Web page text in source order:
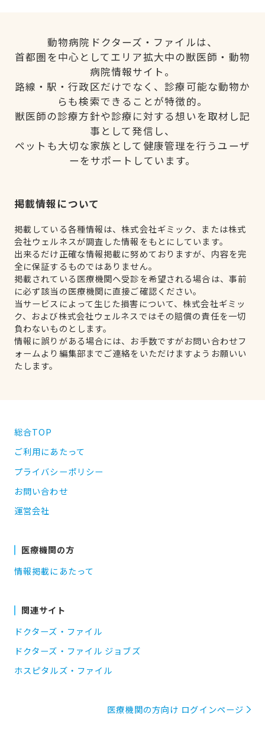
動物病院ドクターズ・ファイルは、
首都圏を中心としてエリア拡大中の獣医師・動物
病院情報サイト。
路線・駅・行政区だけでなく、診療可能な動物か
らも検索できることが特徴的。
獣医師の診療方針や診療に対する想いを取材し記
事として発信し、
ペットも大切な家族として健康管理を行うユーザ
ーをサポートしています。
掲載情報について
掲載している各種情報は、株式会社ギミック、または株式
会社ウェルネスが調査した情報をもとにしています。
出来るだけ正確な情報掲載に努めておりますが、内容を完
全に保証するものではありません。
掲載されている医療機関へ受診を希望される場合は、事前
に必ず該当の医療機関に直接ご確認ください。
当サービスによって生じた損害について、株式会社ギミッ
ク、および株式会社ウェルネスではその賠償の責任を一切
負わないものとします。
情報に誤りがある場合には、お手数ですがお問い合わせフ
ォームより編集部までご連絡をいただけますようお願いい
たします。
総合TOP
ご利用にあたって
プライバシーポリシー
お問い合わせ
運営会社
医療機関の方
情報掲載にあたって
関連サイト
ドクターズ・ファイル
ドクターズ・ファイル ジョブズ
ホスピタルズ・ファイル
医療機関の方向け ログインページ